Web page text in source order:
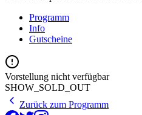
Programm
Info
Gutscheine
Vorstellung nicht verfügbar
SHOW_SOLD_OUT
Zurück zum Programm